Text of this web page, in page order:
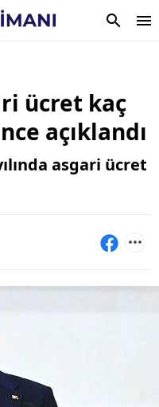
ücret kaç
açıklandı
asgari ücret